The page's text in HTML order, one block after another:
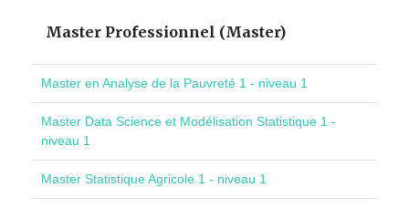
Master Professionnel (Master)
Master en Analyse de la Pauvreté 1 - niveau 1
Master Data Science et Modélisation Statistique 1 -
niveau 1
Master Statistique Agricole 1 - niveau 1